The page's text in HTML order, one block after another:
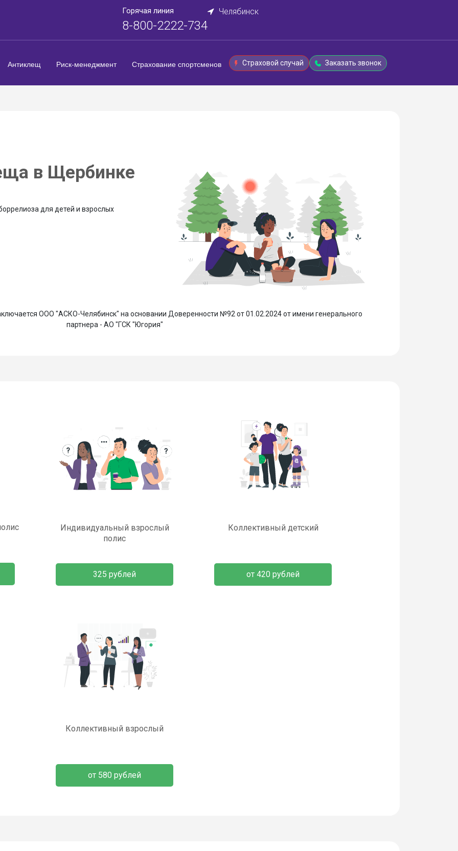
Горячая линия
8-800-2222-734
Челябинск
Антиклещ Риск-менеджмент Страхование спортсменов Страховой случай Заказать звонок
в Щербинке
для детей и взрослых
ООО "АСКО-Челябинск" на основании Доверенности №92 от 01.02.2024 от имени генерального
партнера - АО "ГСК "Югория"
Индивидуальный взрослый
полис
325 рублей
Коллективный детский
от 420 рублей
Коллективный взрослый
от 580 рублей